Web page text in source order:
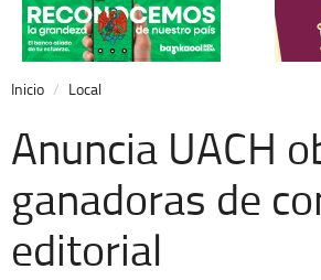
Local
Nacional
Opinión
Cronos
Economía
Espectáculos
Inicio Local
Anuncia UACH
ganadoras de
editorial